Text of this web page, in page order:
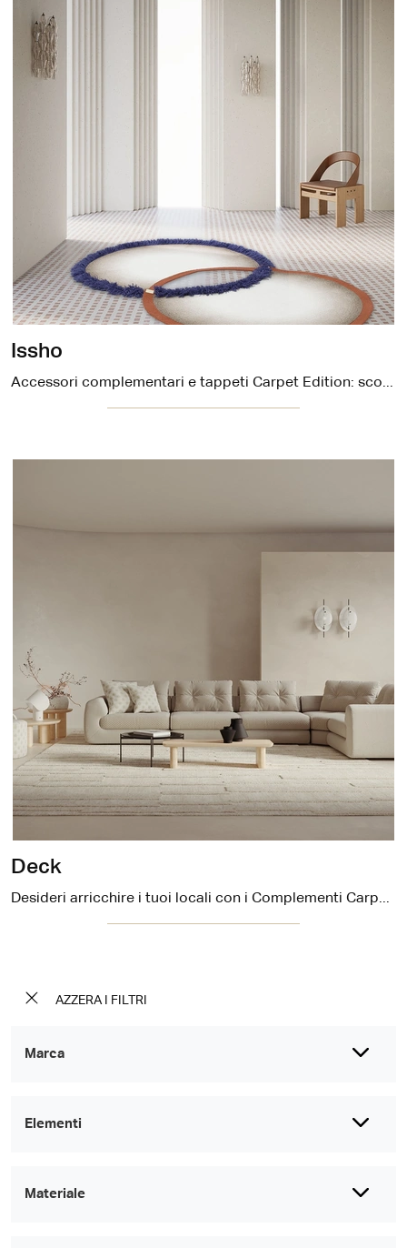
AZZERA I FILTRI
Marca
Elementi
Materiale
Issho
Accessori complementari e tappeti Carpet Edition: scopri come valorizzare i tuoi interni design con il modello Issho.
Deck
Desideri arricchire i tuoi locali con i Complementi Carpet Edition? Ecco qui differenti modelli di tappeti in tessuto come Deck.